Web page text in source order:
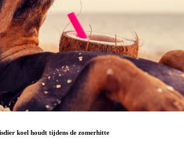
koel houdt tijdens de zomerhitte